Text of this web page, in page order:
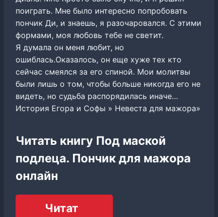
поиграть. Мне было интересно попробовать
пончик Ди, и знаешь, я разочаровался. С этими
формами, моя любовь тебе не светит.
Я думала он меня любит, но
ошиблась.Оказалось, он еще хуже тех кто
сейчас смеялся за его спиной. Мои молитвы
были лишь о том, чтобы больше никогда его не
видеть, но судьба распорядилась иначе…
История Егора и Софы » Невеста для мажора»
Читать книгу Под маской
подлеца. Пончик для мажора
онлайн
Читат